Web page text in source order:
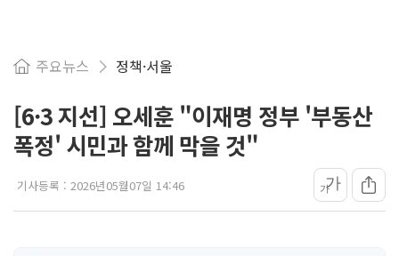
주요뉴스 정책·서울
[6·3 지선] 오세훈 "이재명 정부 '부동산
폭정' 시민과 함께 막을 것"
기사등록 : 2026년05월07일 14:46 가가